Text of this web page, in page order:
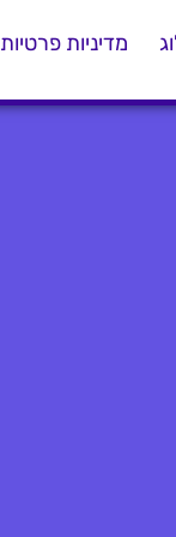
מדיניות פרטיות